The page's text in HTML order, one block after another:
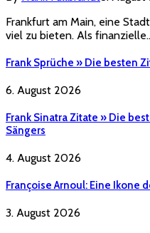
Frankfurt am Main, eine
viel zu bieten. Als
Frank Sprüche » Die besten
6. August 2026
Frank Sinatra Zitate » Die
Sängers
4. August 2026
Françoise Arnoul: Eine Ikone
3. August 2026